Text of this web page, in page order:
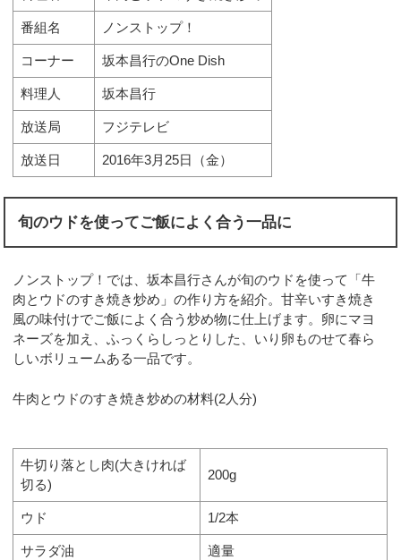
番組名 ノンストップ！
コーナー 坂本昌行のOne Dish
料理人 坂本昌行
放送局 フジテレビ
放送日 2016年3月25日（金）
旬のウドを使ってご飯によく合う一品に
ノンストップ！では、坂本昌行さんが旬のウドを使って「牛
肉とウドのすき焼き炒め」の作り方を紹介。甘辛いすき焼き
風の味付けでご飯によく合う炒め物に仕上げます。卵にマヨ
ネーズを加え、ふっくらしっとりした、いり卵ものせて春ら
しいボリュームある一品です。
牛肉とウドのすき焼き炒めの材料(2人分)
牛切り落とし肉(大きければ
切る)
200g
ウド 1/2本
サラダ油 適量